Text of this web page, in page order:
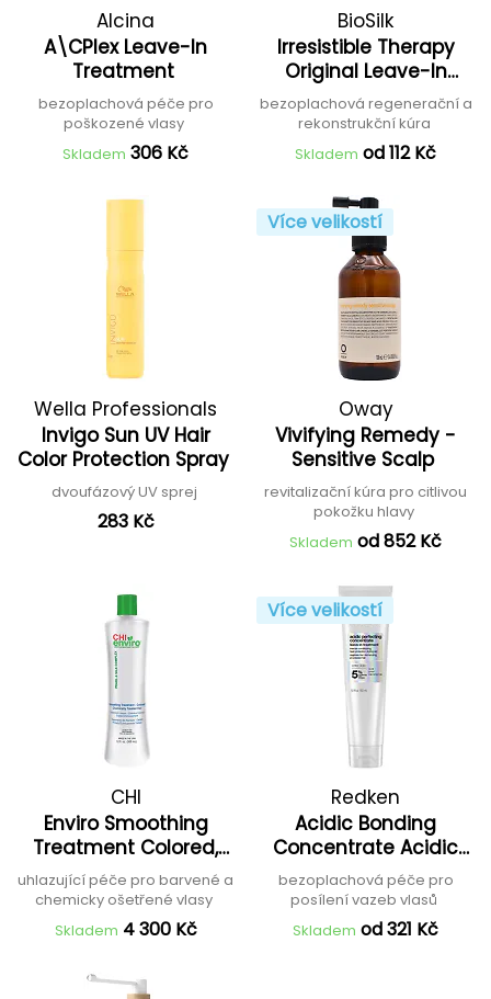
Alcina
A\CPlex Leave-In
Treatment
bezoplachová péče pro
poškozené vlasy
Skladem 306 Kč
BioSilk
Irresistible Therapy
Original Leave-In
Treatment
bezoplachová regenerační a
rekonstrukční kúra
Skladem od 112 Kč
Wella Professionals
Invigo Sun UV Hair
Color Protection Spray
dvoufázový UV sprej
283 Kč
Více velikostí
Oway
Vivifying Remedy -
Sensitive Scalp
revitalizační kúra pro citlivou
pokožku hlavy
Skladem od 852 Kč
CHI
Enviro Smoothing
Treatment Colored,
Chemically Treated
Hair
uhlazující péče pro barvené a
chemicky ošetřené vlasy
Skladem 4 300 Kč
Více velikostí
Redken
Acidic Bonding
Concentrate Acidic
Perfecting
Concentrate Leave-In
Treatment
bezoplachová péče pro
posílení vazeb vlasů
Skladem od 321 Kč